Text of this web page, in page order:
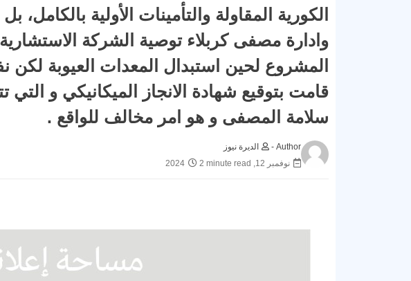
الكورية المقاولة والتأمينات الأولية
وادارة مصفى كربلاء توصية الشركة
المشروع لحين استبدال المعدات العيوبة
قامت بتوقيع شهادة الانجاز الميكانيكي و
سلامة المصفى و هو امر مخالف للواقع .
Author -
الديرة نيوز
نوفمبر 12, 2024
2 minute read